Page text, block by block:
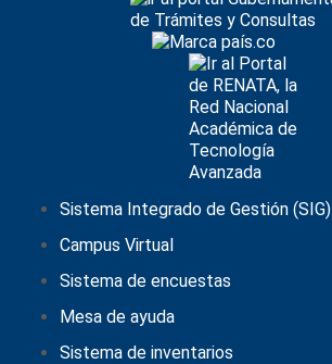
Sistema Integrado de Gestión (SIG)
Campus Virtual
Sistema de encuestas
Mesa de ayuda
Sistema de inventarios